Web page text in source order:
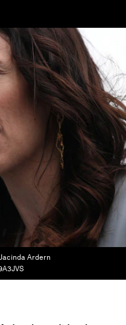
Ardern